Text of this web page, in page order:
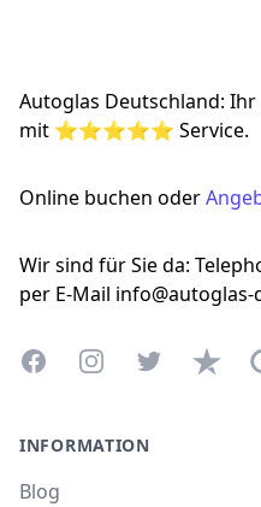
Autoglas Deutschland:
mit ⭐⭐⭐⭐⭐ Service.
Online buchen oder
Wir sind für Sie da:
per E-Mail
FacebookInstagramTwitter
INFORMATION
Blog